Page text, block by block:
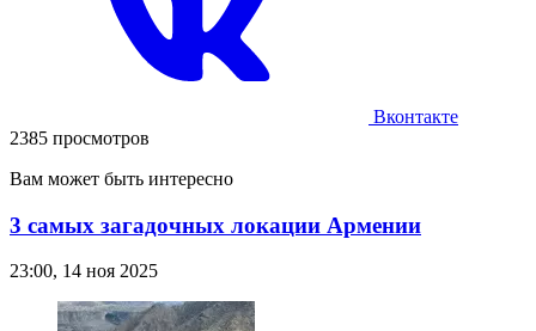
Вконтакте
2385 просмотров
Вам может быть интересно
3 самых загадочных локации Армении
23:00, 14 ноя 2025